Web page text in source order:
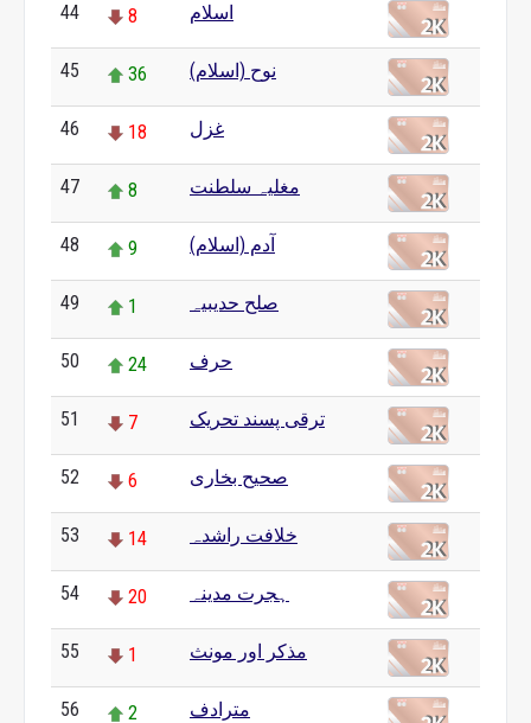
44 8 اسلام
45 36 نوح (اسلام)
46 18 غزل
47 8 مغلیہ سلطنت
48 9 آدم (اسلام)
49 1 صلح حدیبیہ
50 24 حرف
51 7 ترقی پسند تحریک
52 6 صحیح بخاری
53 14 خلافت راشدہ
54 20 ہجرت مدینہ
55 1 مذکر اور مونث
56 2 مترادف